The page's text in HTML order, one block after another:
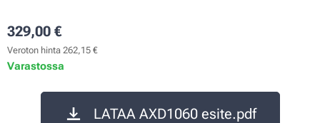
329,00 €
Veroton hinta 262,15 €
Varastossa
LATAA AXD1060 esite.pdf